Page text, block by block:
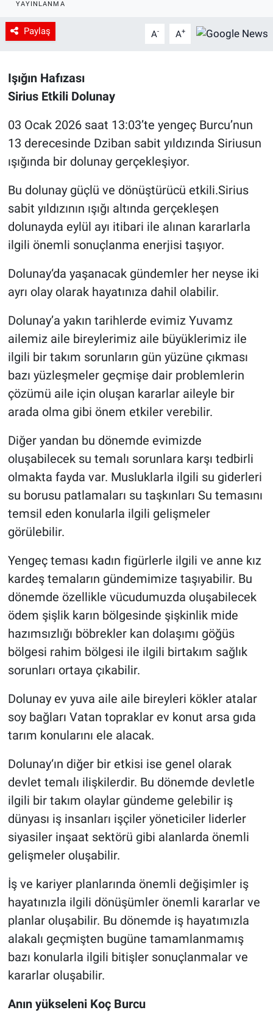
YAYINLANMA
Paylaş A- A+
Işığın Hafızası
Sirius Etkili Dolunay
03 Ocak 2026 saat 13:03’te yengeç Burcu’nun
13 derecesinde Dziban sabit yıldızında Siriusun
ışığında bir dolunay gerçekleşiyor.
Bu dolunay güçlü ve dönüştürücü etkili.Sirius
sabit yıldızının ışığı altında gerçekleşen
dolunayda eylül ayı itibari ile alınan kararlarla
ilgili önemli sonuçlanma enerjisi taşıyor.
Dolunay‘da yaşanacak gündemler her neyse iki
ayrı olay olarak hayatınıza dahil olabilir.
Dolunay’a yakın tarihlerde evimiz Yuvamz
ailemiz aile bireylerimiz aile büyüklerimiz ile
ilgili bir takım sorunların gün yüzüne çıkması
bazı yüzleşmeler geçmişe dair problemlerin
çözümü aile için oluşan kararlar aileyle bir
arada olma gibi önem etkiler verebilir.
Diğer yandan bu dönemde evimizde
oluşabilecek su temalı sorunlara karşı tedbirli
olmakta fayda var. Musluklarla ilgili su giderleri
su borusu patlamaları su taşkınları Su temasını
temsil eden konularla ilgili gelişmeler
görülebilir.
Yengeç teması kadın figürlerle ilgili ve anne kız
kardeş temaların gündemimize taşıyabilir. Bu
dönemde özellikle vücudumuzda oluşabilecek
ödem şişlik karın bölgesinde şişkinlik mide
hazımsızlığı böbrekler kan dolaşımı göğüs
bölgesi rahim bölgesi ile ilgili birtakım sağlık
sorunları ortaya çıkabilir.
Dolunay ev yuva aile aile bireyleri kökler atalar
soy bağları Vatan topraklar ev konut arsa gıda
tarım konularını ele alacak.
Dolunay‘ın diğer bir etkisi ise genel olarak
devlet temalı ilişkilerdir. Bu dönemde devletle
ilgili bir takım olaylar gündeme gelebilir iş
dünyası iş insanları işçiler yöneticiler liderler
siyasiler inşaat sektörü gibi alanlarda önemli
gelişmeler oluşabilir.
İş ve kariyer planlarında önemli değişimler iş
hayatınızla ilgili dönüşümler önemli kararlar ve
planlar oluşabilir. Bu dönemde iş hayatımızla
alakalı geçmişten bugüne tamamlanmamış
bazı konularla ilgili bitişler sonuçlanmalar ve
kararlar oluşabilir.
Anın yükseleni Koç Burcu